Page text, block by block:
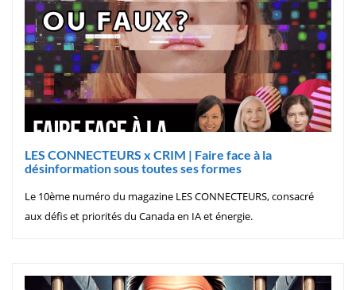
LES CONNECTEURS x CRIM | Faire face à la
désinformation sous toutes ses formes
Le 10ème numéro du magazine LES CONNECTEURS, consacré
aux défis et priorités du Canada en IA et énergie.